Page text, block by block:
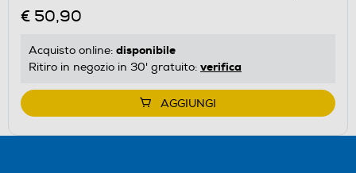
€ 50,90
Acquisto online: disponibile
Ritiro in negozio in 30' gratuito: verifica
AGGIUNGI